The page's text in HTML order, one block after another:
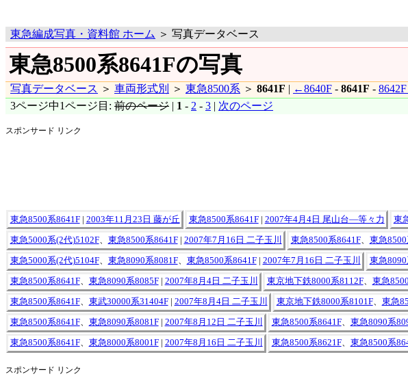
東急編成写真・資料館 ホーム ＞ 写真データベース
東急8500系8641Fの写真
写真データベース ＞ 車両形式別 ＞ 東急8500系 ＞ 8641F | ←8640F - 8641F -
3ページ中1ページ目: 前のページ | 1 - 2 - 3 | 次のページ
スポンサード リンク
東急8500系8641F| 2003年11月23日 藤が丘 東急8500系8641F| 2007年4月4日 尾山台―等々力 東
東急5000系(2代)5102F、 東急8500系8641F| 2007年7月16日 二子玉川 東急8500系8641F、 東急
東急5000系(2代)5104F、 東急8090系8081F、 東急8500系8641F| 2007年7月16日 二子玉川 東急
東急8500系8641F、 東急8090系8085F| 2007年8月4日 二子玉川 東京地下鉄8000系8112F、 東急
東急8500系8641F、 東武30000系31404F| 2007年8月4日 二子玉川 東京地下鉄8000系8101F、 東急
東急8500系8641F、 東急8090系8081F| 2007年8月12日 二子玉川 東急8500系8641F、 東急8090系
東急8500系8641F、 東急8000系8001F| 2007年8月16日 二子玉川 東急8500系8621F、 東急8500系
スポンサード リンク